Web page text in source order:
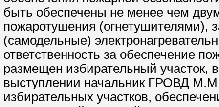
быть обеспечены не менее чем
пожаротушения (огнетушителями),
(самодельные)
ответственность за обеспечение
размещен избирательный участок,
выступлении начальник ГРОВД
избирательных участков,